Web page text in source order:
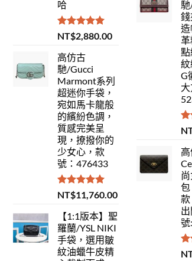
哈
評分 5.00
滿分 5
NT$2,880.00
高仿古
馳/Gucci
Marmont系列
超迷你手袋，
宛如馬卡龍般
的繽紛色調，
質感完美呈
現，撩撥你的
少女心，款
號：476433
評分5.00
滿分 5
NT$11,760.00
【1:1版本】聖
羅蘭/YSL NIKI
手袋，選用皺
紋油蠟牛皮精
錢
革
G
包